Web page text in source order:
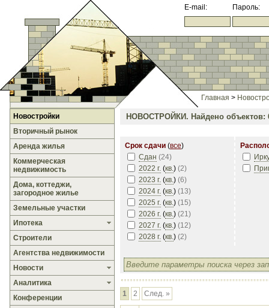
E-mail: Пароль:
Главная >
Новостройки
Вторичный рынок
Аренда жилья
Коммерческая
недвижимость
Дома, коттеджи,
загородное жилье
Земельные участки
Ипотека
Строители
Агентства недвижимости
Новости
Аналитика
Конференции
НОВОСТРОЙКИ. Найдено объектов:
Срок сдачи (все)
Сдан (24)
2022 г. (кв.) (2)
2023 г. (кв.) (6)
2024 г. (кв.) (13)
2025 г. (кв.) (15)
2026 г. (кв.) (21)
2027 г. (кв.) (12)
2028 г. (кв.) (2)
1 2 След. »